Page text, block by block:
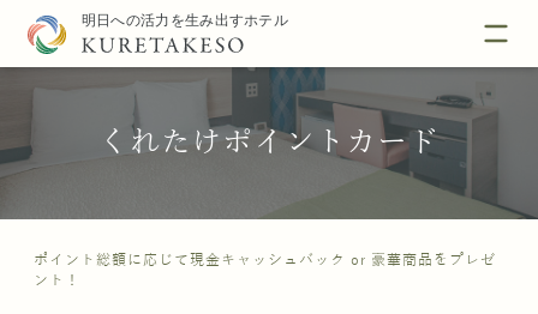
くれたけポイントカード
ポイント総額に応じて現金キャッシュバック or 豪華商品をプレゼ
ント！